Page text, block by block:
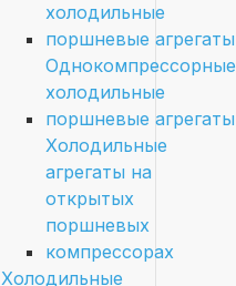
холодильные
поршневые агрегаты
Однокомпрессорные
холодильные
поршневые агрегаты
Холодильные
агрегаты на
открытых
поршневых
компрессорах
Холодильные